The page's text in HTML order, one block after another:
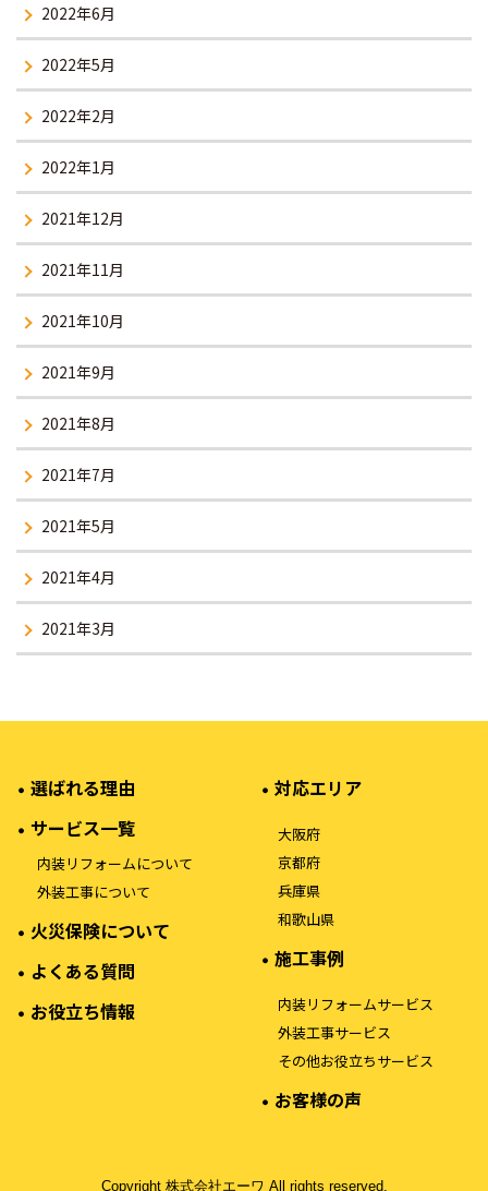
2022年6月
2022年5月
2022年2月
2022年1月
2021年12月
2021年11月
2021年10月
2021年9月
2021年8月
2021年7月
2021年5月
2021年4月
2021年3月
選ばれる理由
サービス一覧
内装リフォームについて
外装工事について
火災保険について
よくある質問
お役立ち情報
対応エリア
大阪府
京都府
兵庫県
和歌山県
施工事例
内装リフォームサービス
外装工事サービス
その他お役立ちサービス
お客様の声
Copyright 株式会社エーワ All rights reserved.